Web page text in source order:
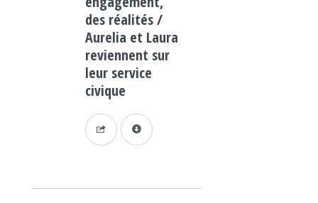
des réalités /
Aurelia et Laura
reviennent sur
leur service
civique